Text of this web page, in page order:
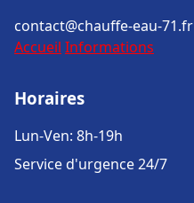
contact@chauffe-eau-71.fr
Accueil Informations
Horaires
Lun-Ven: 8h-19h
Service d'urgence 24/7